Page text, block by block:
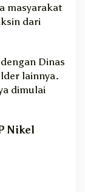
masyarakat
dari
Dinas
lainnya.
dimulai
Nikel